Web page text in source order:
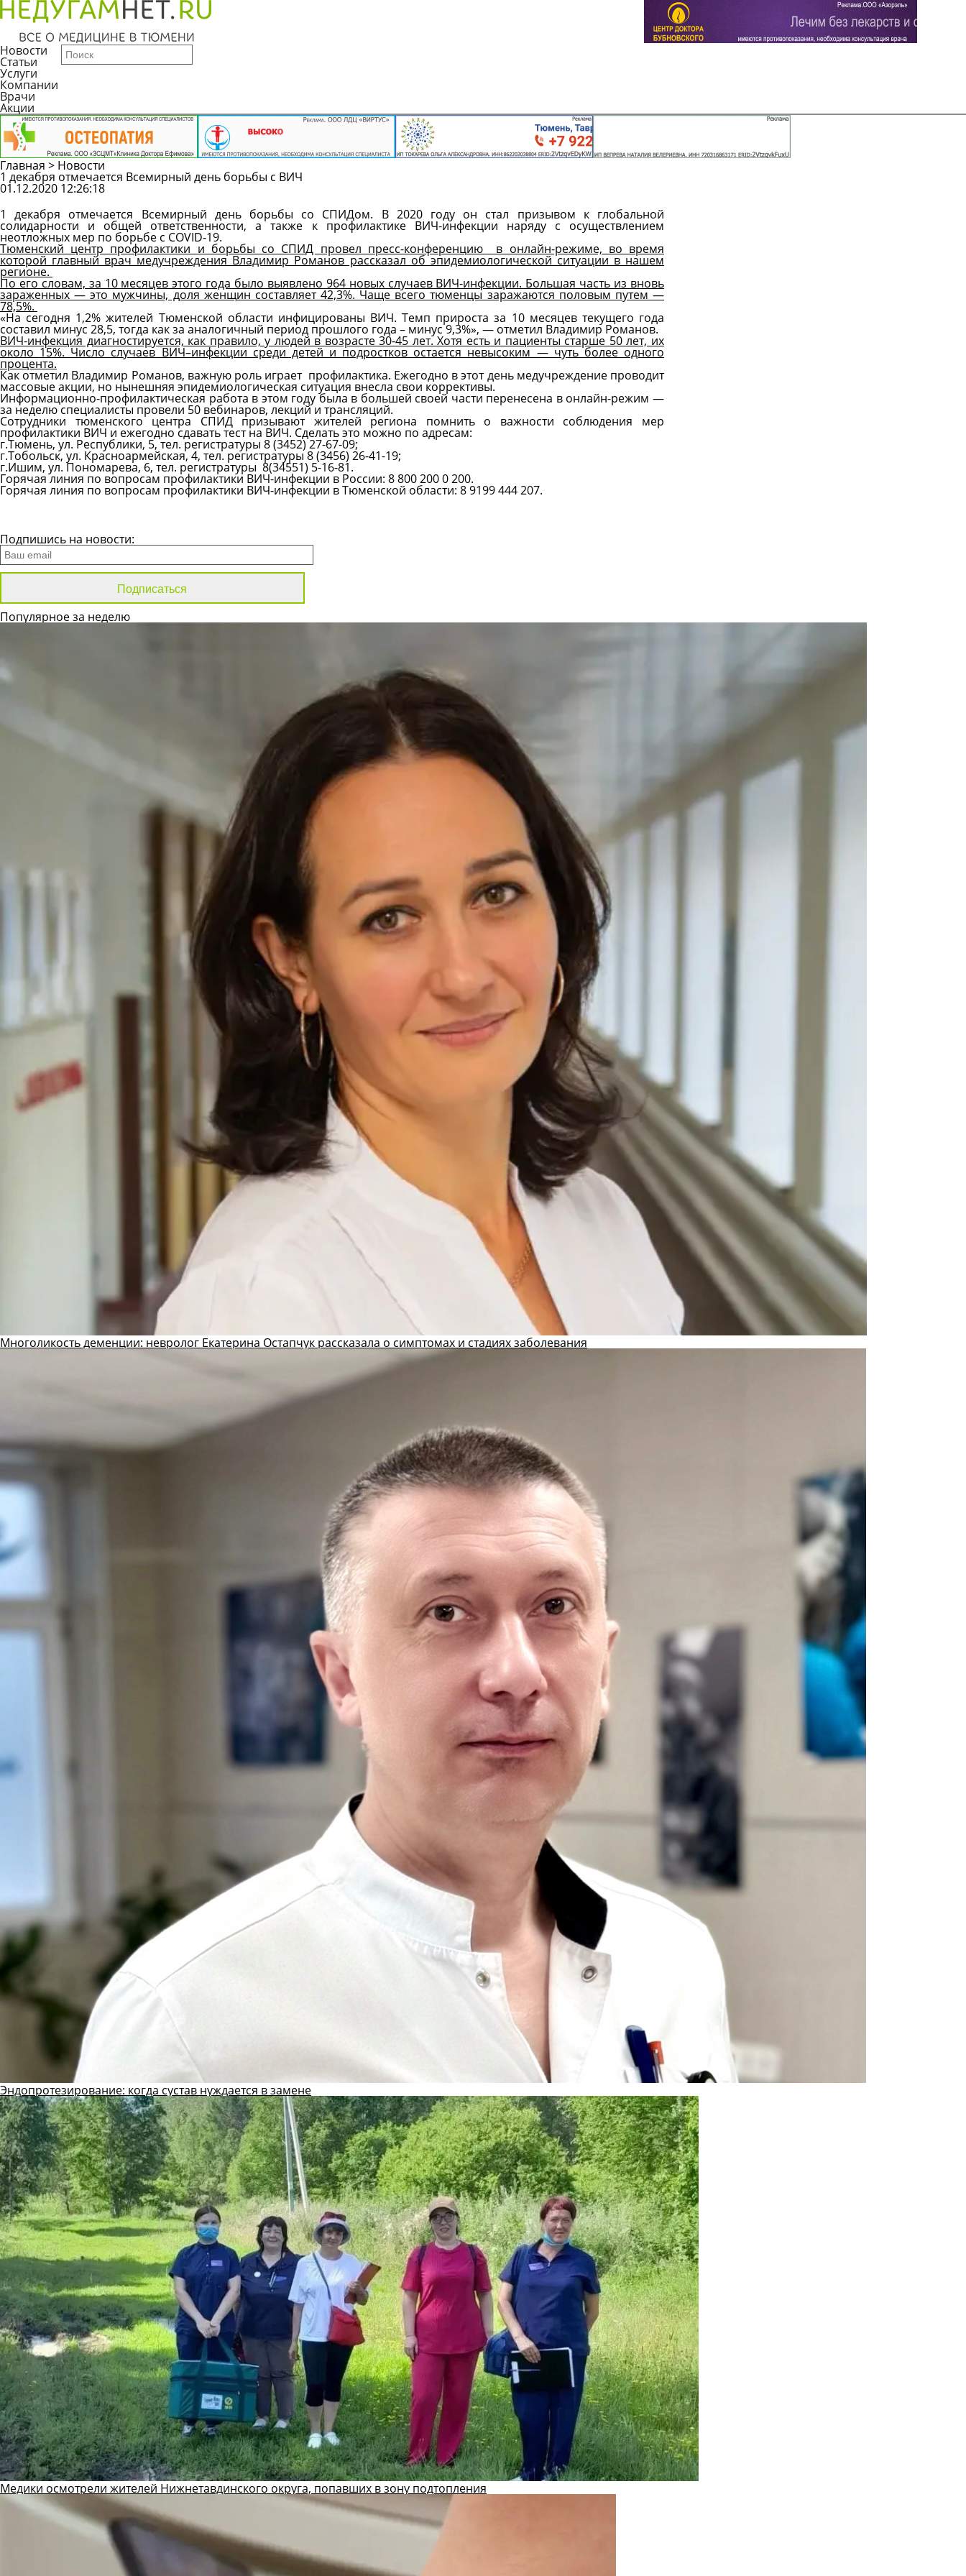
Новости
Статьи
Услуги
Компании
Врачи
Акции
Главная > Новости
1 декабря отмечается Всемирный день борьбы с ВИЧ
01.12.2020 12:26:18
1 декабря отмечается Всемирный день борьбы со СПИДом. В 2020 году он стал призывом к глобальной
солидарности и общей ответственности, а также к профилактике ВИЧ-инфекции наряду с осуществлением
неотложных мер по борьбе с COVID-19.
Тюменский центр профилактики и борьбы со СПИД провел пресс-конференцию в онлайн-режиме, во время
которой главный врач медучреждения Владимир Романов рассказал об эпидемиологической ситуации в нашем
регионе.
По его словам, за 10 месяцев этого года было выявлено 964 новых случаев ВИЧ-инфекции. Большая часть из вновь
зараженных — это мужчины, доля женщин составляет 42,3%. Чаще всего тюменцы заражаются половым путем —
78,5%.
«На сегодня 1,2% жителей Тюменской области инфицированы ВИЧ. Темп прироста за 10 месяцев текущего года
составил минус 28,5, тогда как за аналогичный период прошлого года – минус 9,3%», — отметил Владимир Романов.
ВИЧ-инфекция диагностируется, как правило, у людей в возрасте 30-45 лет. Хотя есть и пациенты старше 50 лет, их
около 15%. Число случаев ВИЧ–инфекции среди детей и подростков остается невысоким — чуть более одного
процента.
Как отметил Владимир Романов, важную роль играет профилактика. Ежегодно в этот день медучреждение проводит
массовые акции, но нынешняя эпидемиологическая ситуация внесла свои коррективы.
Информационно-профилактическая работа в этом году была в большей своей части перенесена в онлайн-режим —
за неделю специалисты провели 50 вебинаров, лекций и трансляций.
Сотрудники тюменского центра СПИД призывают жителей региона помнить о важности соблюдения мер
профилактики ВИЧ и ежегодно сдавать тест на ВИЧ. Сделать это можно по адресам:
г.Тюмень, ул. Республики, 5, тел. регистратуры 8 (3452) 27-67-09;
г.Тобольск, ул. Красноармейская, 4, тел. регистратуры8 (3456) 26-41-19;
г.Ишим, ул. Пономарева, 6, тел. регистратуры 8(34551) 5-16-81.
Горячая линия по вопросам профилактики ВИЧ-инфекции в России: 8 800 200 0 200.
Горячая линия по вопросам профилактики ВИЧ-инфекции в Тюменской области: 8 9199 444 207.
Подпишись на новости:
Популярное за неделю
Многоликость деменции: невролог Екатерина Остапчук рассказала о симптомах и стадиях заболевания
Эндопротезирование: когда сустав нуждается в замене
Медики осмотрели жителей Нижнетавдинского округа, попавших в зону подтопления